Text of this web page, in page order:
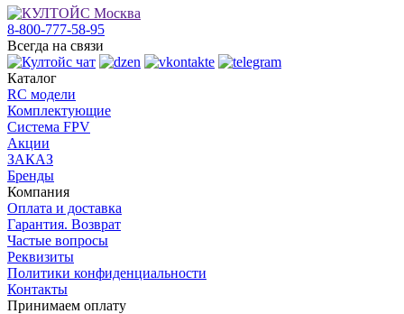
8-800-777-58-95
Всегда на связи
Каталог
RC модели
Комплектующие
Система FPV
Акции
ЗАКАЗ
Бренды
Компания
Оплата и доставка
Гарантия. Возврат
Частые вопросы
Реквизиты
Политики конфиденциальности
Контакты
Принимаем оплату